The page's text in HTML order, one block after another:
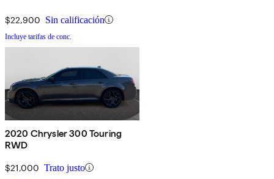
$22,900 Sin calificación
Incluye tarifas de conc.
2020 Chrysler 300 Touring
RWD
$21,000 Trato justo